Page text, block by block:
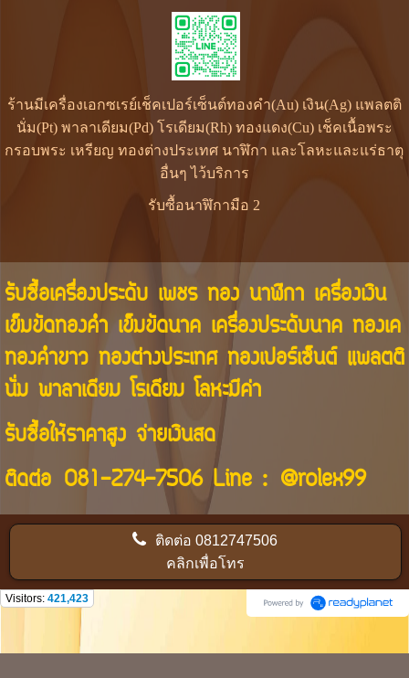
ร้านมีเครื่องเอกซเรย์เช็คเปอร์เซ็นต์ทองคำ(Au) เงิน(Ag) แพลตติ
นั่ม(Pt) พาลาเดียม(Pd) โรเดียม(Rh) ทองแดง(Cu) เช็คเนื้อพระ
กรอบพระ เหรียญ ทองต่างประเทศ นาฬิกา และโลหะและแร่ธาตุ
อื่นๆ ไว้บริการ
รับซื้อนาฬิกามือ 2
รับซื้อเครื่องประดับ เพชร ทอง นาฬิกา เครื่องเงิน
เข็มขัดทองคำ เข็มขัดนาค เครื่องประดับนาค ทองเค
ทองคำขาว ทองต่างประเทศ ทองเปอร์เซ็นต์ แพลตติ
นั่ม พาลาเดียม โรเดียม โลหะมีค่า
รับซื้อให้ราคาสูง จ่ายเงินสด
ติดต่อ 081-274-7506Line : @rolex99
ติดต่อ0812747506
คลิกเพื่อโทร
Visitors: 421,423